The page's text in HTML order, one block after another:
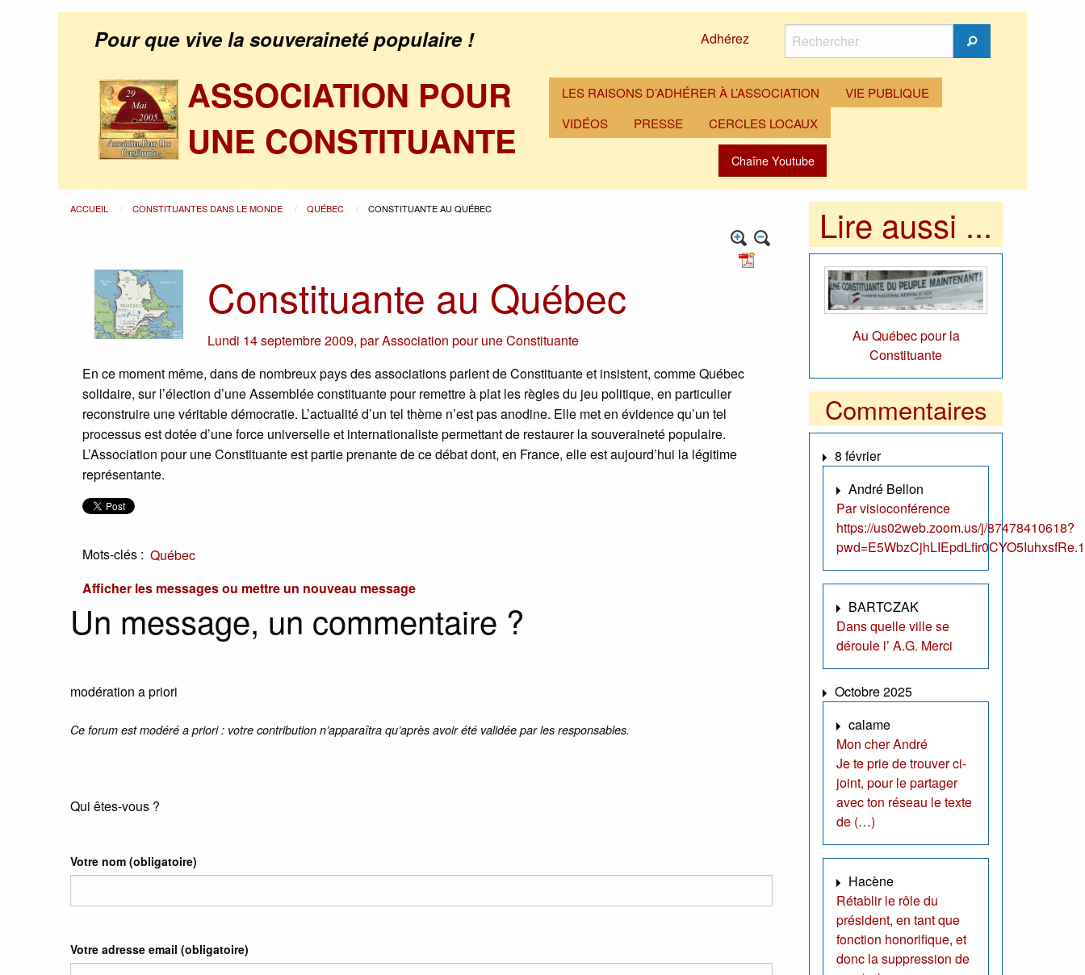
Pour que vive la souveraineté populaire ! Adhérez
Rechercher
Rechercher
ASSOCIATION POUR
UNE CONSTITUANTE
LES RAISONS D’ADHÉRER À L’ASSOCIATION
VIE PUBLIQUE
VIDÉOS
PRESSE CERCLES LOCAUX
Chaîne Youtube
ACCUEIL CONSTITUANTES DANS LE MONDE QUÉBEC CONSTITUANTE AU QUÉBEC
Constituante au Québec
Lundi 14 septembre 2009,parAssociation pour une Constituante
En ce moment même, dans de nombreux pays des associations parlent de Constituante et insistent, comme Québec
solidaire, sur l’élection d’une Assemblée constituante pour remettre à plat les règles du jeu politique, en particulier
reconstruire une véritable démocratie. L’actualité d’un tel thème n’est pas anodine. Elle met en évidence qu’un tel
processus est dotée d’une force universelle et internationaliste permettant de restaurer la souveraineté populaire.
L’Association pour une Constituante est partie prenante de ce débat dont, en France, elle est aujourd’hui la légitime
représentante.
Mots-clés : Québec
Afficher les messages ou mettre un nouveau message
Un message, un commentaire ?
modération a priori
Ce forum est modéré a priori : votre contribution n’apparaîtra qu’après avoir été validée par les responsables.
Qui êtes-vous ?
Votre nom (obligatoire)
Votre adresse email (obligatoire)
Lire aussi ...
Au Québec pour la
Constituante
Commentaires
8 février
André Bellon
Par visioconférence
https://us02web.zoom.us/j/87478410618?
BARTCZAK
Dans quelle ville se
déroule l’ A.G. Merci
Octobre 2025
calame
Mon cher André
Je te prie de trouver ci-
joint, pour le partager
avec ton réseau le texte
de (…)
Hacène
Rétablir le rôle du
président, en tant que
fonction honorifique, et
donc la suppression de